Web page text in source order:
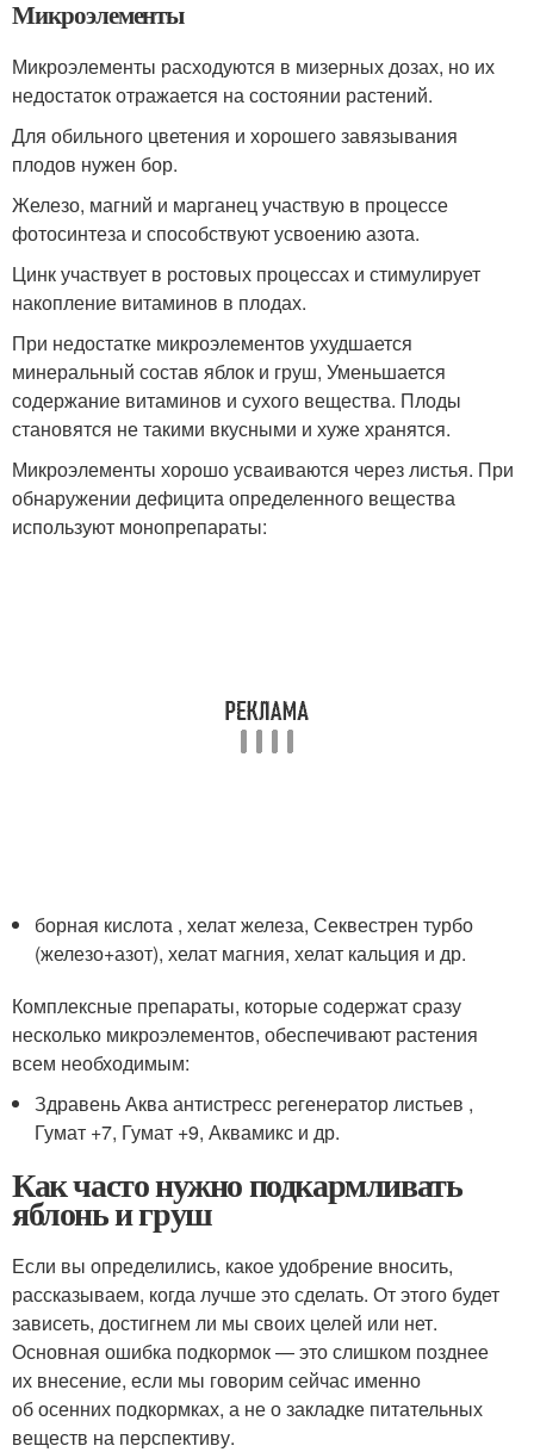
Микроэлементы
Микроэлементы расходуются в мизерных дозах, но их
недостаток отражается на состоянии растений.
Для обильного цветения и хорошего завязывания
плодов нужен бор.
Железо, магний и марганец участвую в процессе
фотосинтеза и способствуют усвоению азота.
Цинк участвует в ростовых процессах и стимулирует
накопление витаминов в плодах.
При недостатке микроэлементов ухудшается
минеральный состав яблок и груш, Уменьшается
содержание витаминов и сухого вещества. Плоды
становятся не такими вкусными и хуже хранятся.
Микроэлементы хорошо усваиваются через листья. При
обнаружении дефицита определенного вещества
используют монопрепараты:
борная кислота , хелат железа, Секвестрен турбо
(железо+азот), хелат магния, хелат кальция и др.
Комплексные препараты, которые содержат сразу
несколько микроэлементов, обеспечивают растения
всем необходимым:
Здравень Аква антистресс регенератор листьев ,
Гумат +7, Гумат +9, Аквамикс и др.
Как часто нужно подкармливать
яблонь и груш
Если вы определились, какое удобрение вносить,
рассказываем, когда лучше это сделать. От этого будет
зависеть, достигнем ли мы своих целей или нет.
Основная ошибка подкормок — это слишком позднее
их внесение, если мы говорим сейчас именно
об осенних подкормках, а не о закладке питательных
веществ на перспективу.